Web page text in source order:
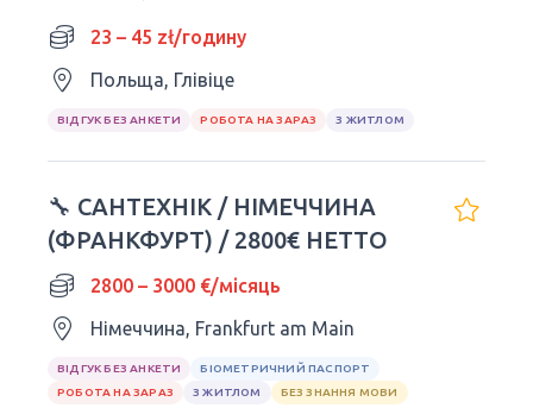
23 – 45 zł/годину
Польща, Глівіце
ВІДГУК БЕЗ АНКЕТИ РОБОТА НА ЗАРАЗ З ЖИТЛОМ
🔧 САНТЕХНІК / НІМЕЧЧИНА
(ФРАНКФУРТ) / 2800€ НЕТТО
2800 – 3000 €/місяць
Німеччина, Frankfurt am Main
ВІДГУК БЕЗ АНКЕТИ
БІОМЕТРИЧНИЙ ПАСПОРТ
РОБОТА НА ЗАРАЗ
З ЖИТЛОМ БЕЗ ЗНАННЯ МОВИ